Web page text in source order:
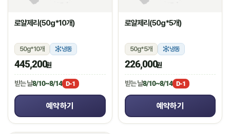
로얄제리(50g*10개)
50g*10개 냉동
445,200원
받는 날8/10~8/14 D-1
예약하기
로얄제리(50g*5개)
50g*5개 냉동
226,000원
받는 날8/10~8/14 D-1
예약하기